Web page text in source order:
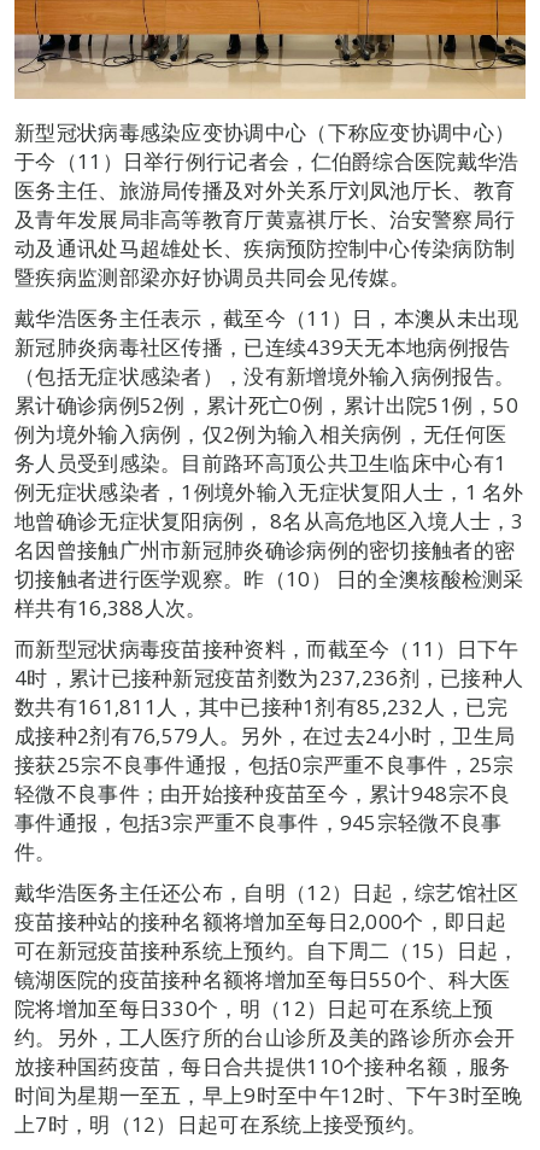
新型冠状病毒感染应变协调中心（下称应变协调中心）
于今（11）日举行例行记者会，仁伯爵综合医院戴华浩
医务主任、旅游局传播及对外关系厅刘凤池厅长、教育
及青年发展局非高等教育厅黄嘉祺厅长、治安警察局行
动及通讯处马超雄处长、疾病预防控制中心传染病防制
暨疾病监测部梁亦好协调员共同会见传媒。
戴华浩医务主任表示，截至今（11）日，本澳从未出现
新冠肺炎病毒社区传播，已连续439天无本地病例报告
（包括无症状感染者），没有新增境外输入病例报告。
累计确诊病例52例，累计死亡0例，累计出院51例，50
例为境外输入病例，仅2例为输入相关病例，无任何医
务人员受到感染。目前路环高顶公共卫生临床中心有1
例无症状感染者，1例境外输入无症状复阳人士，1 名外
地曾确诊无症状复阳病例， 8名从高危地区入境人士，3
名因曾接触广州市新冠肺炎确诊病例的密切接触者的密
切接触者进行医学观察。昨（10） 日的全澳核酸检测采
样共有16,388人次。
而新型冠状病毒疫苗接种资料，而截至今（11）日下午
4时，累计已接种新冠疫苗剂数为237,236剂，已接种人
数共有161,811人，其中已接种1剂有85,232人，已完
成接种2剂有76,579人。另外，在过去24小时，卫生局
接获25宗不良事件通报，包括0宗严重不良事件，25宗
轻微不良事件；由开始接种疫苗至今，累计948宗不良
事件通报，包括3宗严重不良事件，945宗轻微不良事
件。
戴华浩医务主任还公布，自明（12）日起，综艺馆社区
疫苗接种站的接种名额将增加至每日2,000个，即日起
可在新冠疫苗接种系统上预约。自下周二（15）日起，
镜湖医院的疫苗接种名额将增加至每日550个、科大医
院将增加至每日330个，明（12）日起可在系统上预
约。另外，工人医疗所的台山诊所及美的路诊所亦会开
放接种国药疫苗，每日合共提供110个接种名额，服务
时间为星期一至五，早上9时至中午12时、下午3时至晚
上7时，明（12）日起可在系统上接受预约。